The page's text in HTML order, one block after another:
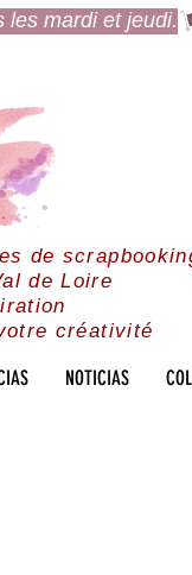
les mardi et jeudi.
de
de Loire
créativité
NOTICIAS